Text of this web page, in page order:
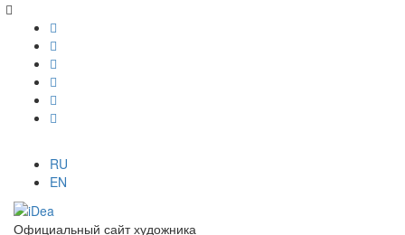
RU
EN
Официальный сайт художника